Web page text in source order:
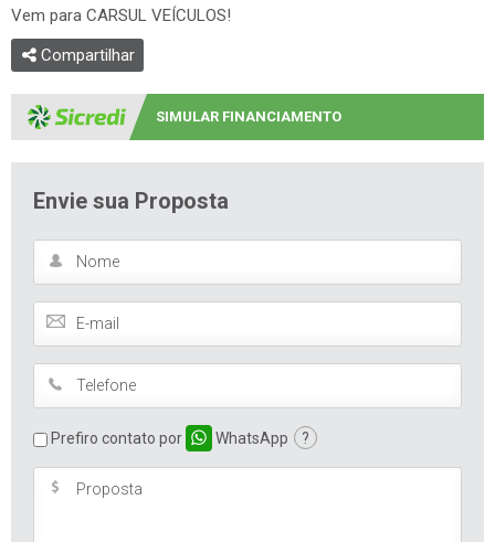
Vem para CARSUL VEÍCULOS!
Compartilhar
SIMULAR FINANCIAMENTO
Envie sua Proposta
Prefiro contato por WhatsApp ?